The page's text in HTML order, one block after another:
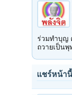
ร่วมทำบุญ
ถวายเป็น
แชร์หน้านี้